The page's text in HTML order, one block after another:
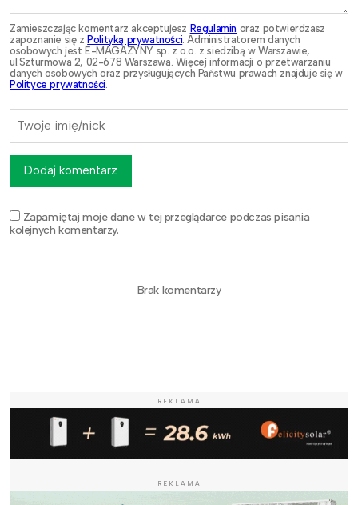
Zamieszczając komentarz akceptujesz Regulamin oraz potwierdzasz
zapoznanie się z Polityką prywatności. Administratorem danych
osobowych jest E-MAGAZYNY sp. z o.o. z siedzibą w Warszawie,
ul.Szturmowa 2, 02-678 Warszawa. Więcej informacji o przetwarzaniu
danych osobowych oraz przysługujących Państwu prawach znajduje się w
Polityce prywatności.
Zapamiętaj moje dane w tej przeglądarce podczas pisania
kolejnych komentarzy.
Dodaj komentarz
Brak komentarzy
REKLAMA
REKLAMA